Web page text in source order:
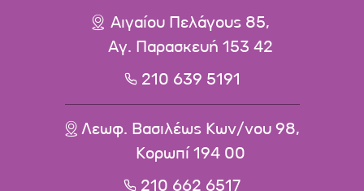
Αιγαίου Πελάγους 85,
Αγ. Παρασκευή 153 42
210 639 5191
Λεωφ. Βασιλέως Κων/νου 98,
Κορωπί 194 00
210 662 6517